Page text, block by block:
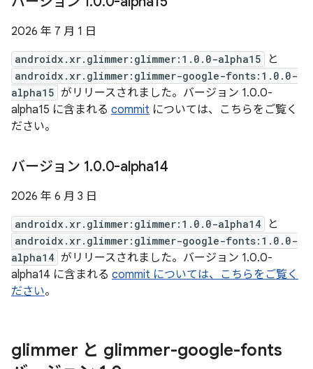
2026 年 7 月 1 日
androidx.xr.glimmer:glimmer:1.0.0-alpha15 と
androidx.xr.glimmer:glimmer-google-fonts:1.0.0-
alpha15 がリリースされました。バージョン 1.0.0-
alpha15 に含まれる commit については、こちらをご覧く
ださい。
バージョン 1.0.0-alpha14
2026 年 6 月 3 日
androidx.xr.glimmer:glimmer:1.0.0-alpha14 と
androidx.xr.glimmer:glimmer-google-fonts:1.0.0-
alpha14 がリリースされました。バージョン 1.0.0-
alpha14 に含まれる commit については、こちらをご覧く
ださい。
glimmer と glimmer-google-fonts